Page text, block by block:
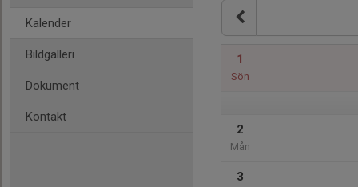
Kalender
Bildgalleri
Dokument
Kontakt
1
Sön
2
Mån
3